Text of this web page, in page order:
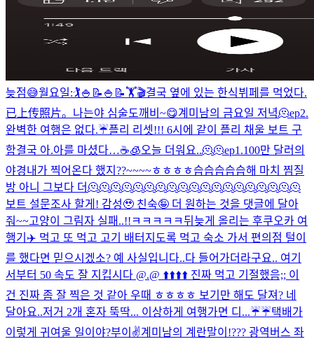
늦점😅월요일:🏌️🍚📝🍚📝🏋️🎬결국 옆에 있는 한식뷔페를 먹었다.
已上传照片。 나는야 심술도깨비~😋계미남의 금요일 저녁🫠ep2.
완벽한 여행은 없다.☔️플리 리셋!!! 6시에 같이 플리 채울 보트 구
함결국 아.아를 마셨다…☕️🧊오늘 더워요..🫠🫠ep1.100만 달러의
야경내가 찍어온다 했지??~~~~ㅎㅎㅎㅎ습습습습습해 마치 찜질
방 아니 그보다 더🫠🫠🫠🫠🫠🫠🫠🫠🫠🫠🫠🫠🫠🫠🫠🫠🫠🫠🫠
보트 설문조사 할게! 감성🥹 친숙🤪 더 원하는 것을 댓글에 달아
줘~~고양이 그림자 실패..!!ㅋㅋㅋㅋㅋ뒤늦게 올리는 후쿠오카 여
행기✈️ 먹고 또 먹고 고기 배터지도록 먹고 숙소 가서 편의점 털이
를 했다면 믿으시겠소? 예 사실입니다..다 들어가더라구요.. 여기
서부터 50 속도 잘 지킵시다 @.@ ⬆️⬆️⬆️⬆️ 진짜 먹고 기절했음;; 이
건 진짜 좀 잘 찍은 것 같아 우때 ㅎㅎㅎㅎ 보기만 해도 달져? 네
달아요..저거 2개 혼자 뚝딱... 이상하게 여행가면 디...☔️☔️택배가
이렇게 귀여울 일이야?부이✌️계미남의 계란말이!??? 광역버스 좌